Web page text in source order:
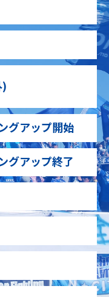
グアップ開始
グアップ終了